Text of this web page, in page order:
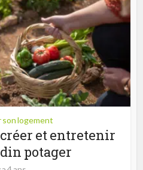
son logement
et entretenir
potager